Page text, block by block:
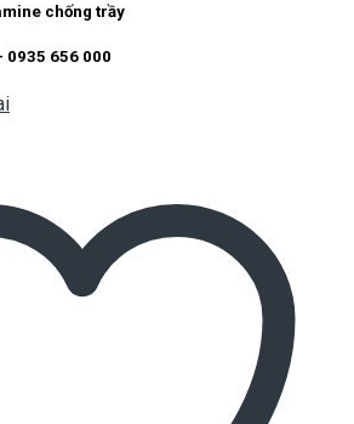
chống trầy
0935 656 000